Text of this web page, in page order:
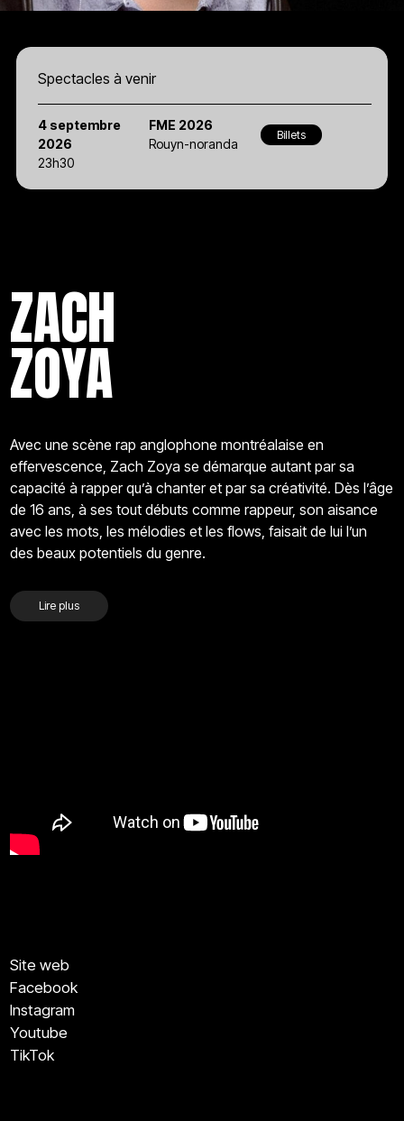
Spectacles à venir
4 septembre
2026
23h30
FME 2026
Rouyn-noranda
Billets
ZACH
ZOYA
Avec une scène rap anglophone montréalaise en
effervescence, Zach Zoya se démarque autant par sa
capacité à rapper qu’à chanter et par sa créativité. Dès l’âge
de 16 ans, à ses tout débuts comme rappeur, son aisance
avec les mots, les mélodies et les flows, faisait de lui l’un
des beaux potentiels du genre.
Lire plus
Site web
Facebook
Instagram
Youtube
TikTok